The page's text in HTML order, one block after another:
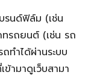
รนด์ฟิล์ม (เช่น
รถยนต์ (เช่น รถ
ทำได้ผ่านระบบ
ามาดูเว็บสามา